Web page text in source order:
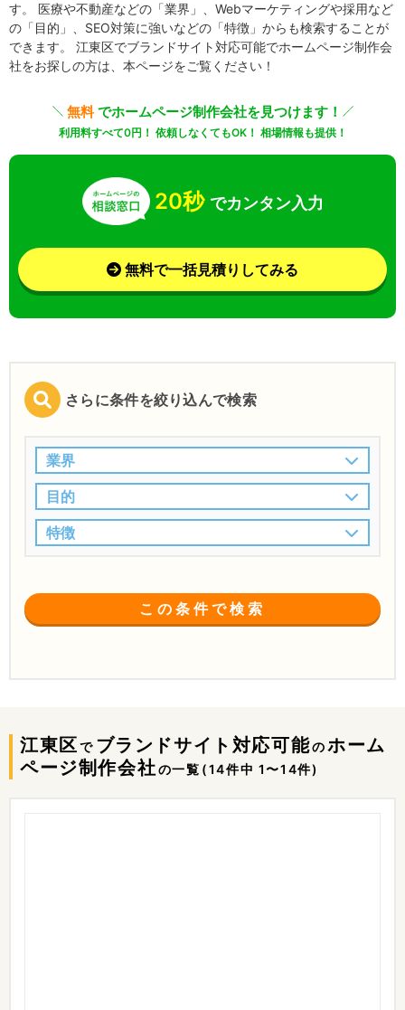
す。 医療や不動産などの「業界」、Webマーケティングや採用など
の「目的」、SEO対策に強いなどの「特徴」からも検索することが
できます。 江東区でブランドサイト対応可能でホームページ制作会
社をお探しの方は、本ページをご覧ください！
無料でホームページ制作会社を見つけます！
利用料すべて0円！ 依頼しなくてもOK！ 相場情報も提供！
20秒 でカンタン入力
無料で一括見積りしてみる
さらに条件を絞り込んで検索
業界
目的
特徴
この条件で検索
江東区 で ブランドサイト対応可能のホーム
ページ制作会社の一覧 (14件中 1〜14件)